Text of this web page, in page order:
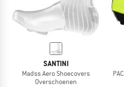
SANTINI
Madss Aero Shoecovers
Overschoenen